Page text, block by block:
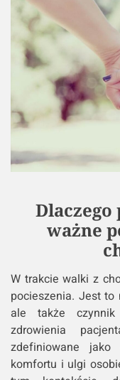
Dlaczego
ważne
W trakcie walki z
pocieszenia. Jest to
ale także
zdrowienia
zdefiniowane jako
komfortu i ulgi